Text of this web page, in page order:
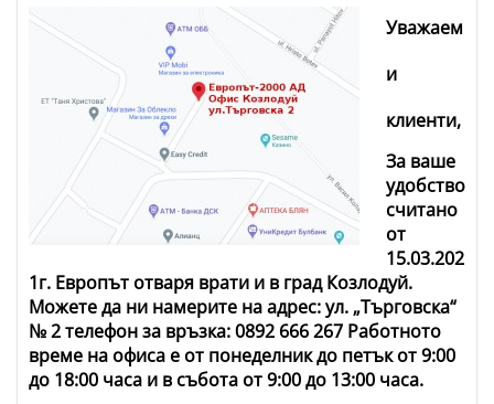
Уважаем
и
клиенти,
За ваше
удобство
считано
от
15.03.202
1г. Европът отваря врати и в град Козлодуй.
Можете да ни намерите на адрес:ул. „Търговска“
№ 2телефон за връзка: 0892 666 267 Работното
време на офиса е от понеделник до петък от 9:00
до 18:00 часа и в събота от 9:00 до 13:00 часа.